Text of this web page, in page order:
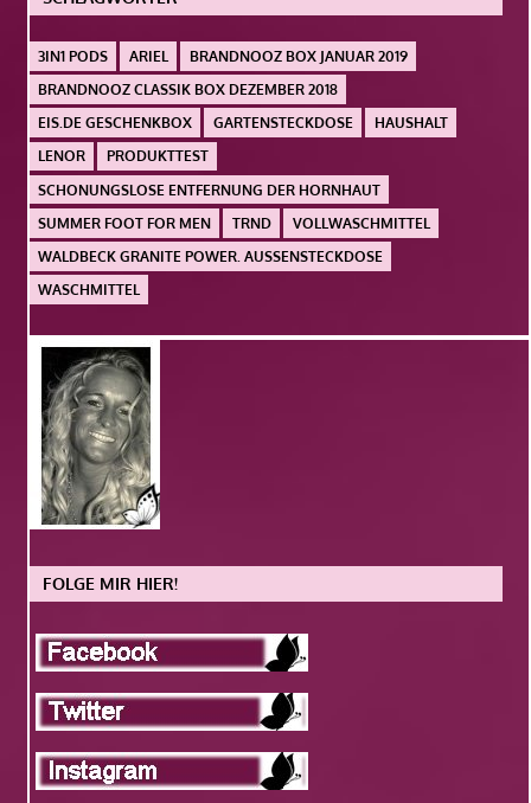
3IN1 PODS ARIEL
BRANDNOOZ BOX JANUAR 2019
BRANDNOOZ CLASSIK BOX DEZEMBER 2018
EIS.DE GESCHENKBOX
GARTENSTECKDOSE
HAUSHALT
LENOR
PRODUKTTEST
SCHONUNGSLOSE ENTFERNUNG DER HORNHAUT
SUMMER FOOT FOR MEN
TRND
VOLLWASCHMITTEL
WALDBECK GRANITE POWER. AUSSENSTECKDOSE
WASCHMITTEL
FOLGE MIR HIER!